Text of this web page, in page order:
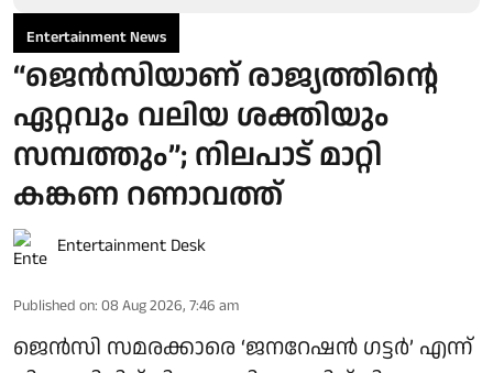
Entertainment News
“ജെന്‍സിയാണ് രാജ്യത്തിന്റെ
ഏറ്റവും വലിയ ശക്തിയും
സമ്പത്തും”; നിലപാട് മാറ്റി
കങ്കണ റണാവത്ത്
Entertainment Desk
Published on: 08 Aug 2026, 7:46 am
ജെൻസി സമരക്കാരെ ‘ജനറേഷൻ ഗട്ടർ’ എന്ന്